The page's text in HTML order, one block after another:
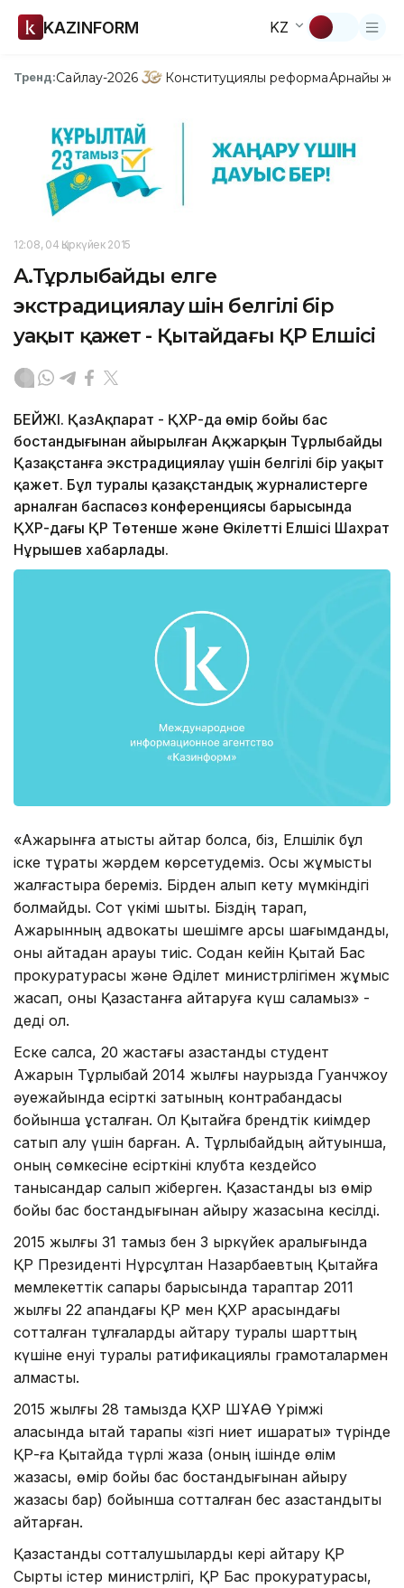
KAZINFORM KZ
Тренд:Сайлау-2026 Конституциялық реформаАрнайы
12:08, 04 Қыркүйек 2015
А.Тұрлыбайды елге
экстрадициялау үшін белгілі бір
уақыт қажет - Қытайдағы ҚР Елшісі
БЕЙЖІҢ. ҚазАқпарат - ҚХР-да өмір бойы бас
бостандығынан айырылған Ақжарқын Тұрлыбайды
Қазақстанға экстрадициялау үшін белгілі бір уақыт
қажет. Бұл туралы қазақстандық журналистерге
арналған баспасөз конференциясы барысында
ҚХР-дағы ҚР Төтенше және Өкілетті Елшісі Шахрат
Нұрышев хабарлады.
«Ақжарқынға қатысты айтар болсақ, біз, Елшілік бұл
іске тұрақты жәрдем көрсетудеміз. Осы жұмысты
жалғастыра береміз. Бірден алып кету мүмкіндігі
болмайды. Сот үкімі шықты. Біздің тарап,
Ақжарқынның адвокаты шешімге қарсы шағымданды,
оны қайтадан қарауы тиіс. Содан кейін Қытай Бас
прокуратурасы және Әділет министрлігімен жұмыс
жасап, оны Қазақстанға қайтаруға күш саламыз» -
деді ол.
Еске салсақ, 20 жастағы қазақстандық студент
Ақжарқын Тұрлыбай 2014 жылғы наурызда Гуанчжоу
әуежайында есірткі затының контрабандасы
бойынша ұсталған. Ол Қытайға брендтік киімдер
сатып алу үшін барған. А. Тұрлыбайдың айтуынша,
оның сөмкесіне есірткіні клубта кездейсоқ
танысқандар салып жіберген. Қазақстандық қыз өмір
бойы бас бостандығынан айыру жазасына кесілді.
2015 жылғы 31 тамыз бен 3 қыркүйек аралығында
ҚР Президенті Нұрсұлтан Назарбаевтың Қытайға
мемлекеттік сапары барысында тараптар 2011
жылғы 22 ақпандағы ҚР мен ҚХР арасындағы
сотталған тұлғаларды қайтару туралы шарттың
күшіне енуі туралы ратификациялық грамоталармен
алмасты.
2015 жылғы 28 тамызда ҚХР ШҰАӨ Үрімжі
қаласында қытай тарапы «ізгі ниет ишараты» түрінде
ҚР-ға Қытайда түрлі жаза (оның ішінде өлім
жазасы, өмір бойы бас бостандығынан айыру
жазасы бар) бойынша сотталған бес қазақстандықты
қайтарған.
Қазақстандық сотталушыларды кері қайтару ҚР
Сыртқы істер министрлігі, ҚР Бас прокуратурасы,